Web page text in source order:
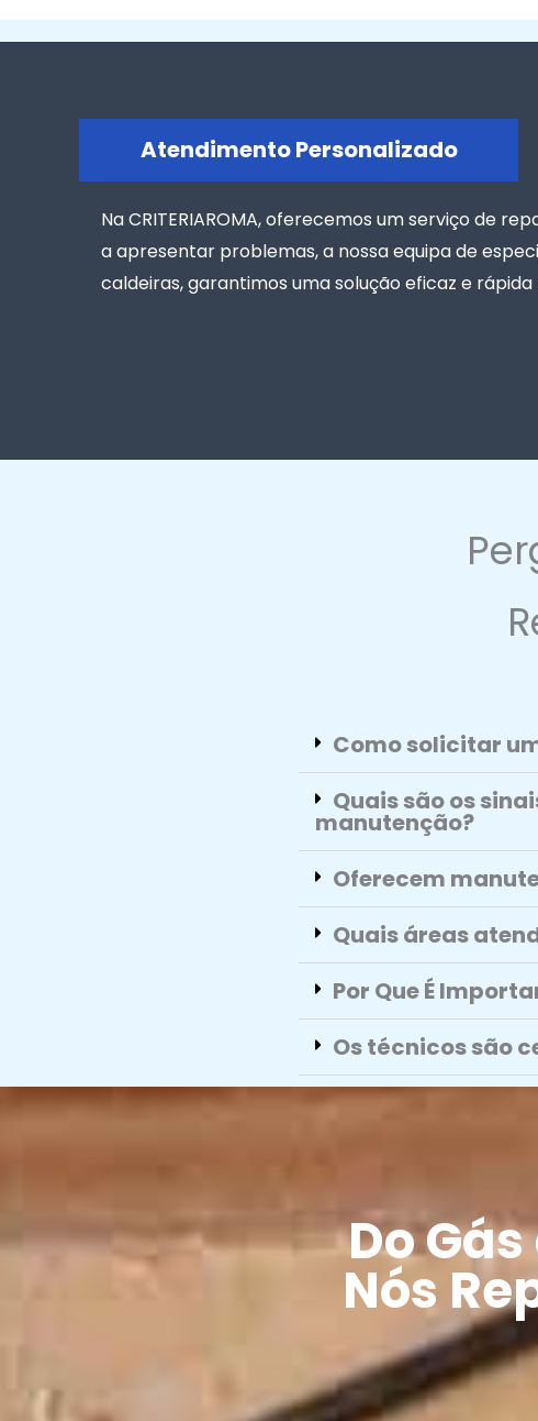
Atendimento Personalizado
Na CRITERIAROMA, oferecemos um serviço de
a apresentar problemas, a nossa equipa de
caldeiras, garantimos uma solução eficaz e
Como solicitar
Quais são os
manutenção?
Oferecem
Quais áreas
Por Que É
Os técnicos são
Do
Nós